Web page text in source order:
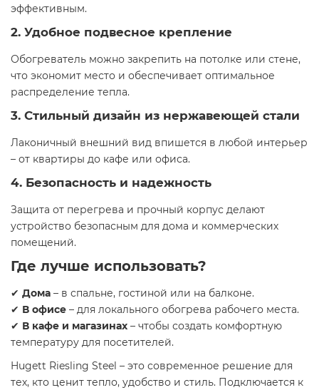
эффективным.
2. Удобное подвесное крепление
Обогреватель можно закрепить на потолке или стене,
что экономит место и обеспечивает оптимальное
распределение тепла.
3. Стильный дизайн из нержавеющей стали
Лаконичный внешний вид впишется в любой интерьер
– от квартиры до кафе или офиса.
4. Безопасность и надежность
Защита от перегрева и прочный корпус делают
устройство безопасным для дома и коммерческих
помещений.
Где лучше использовать?
✔ Дома – в спальне, гостиной или на балконе.
✔ В офисе – для локального обогрева рабочего места.
✔ В кафе и магазинах – чтобы создать комфортную
температуру для посетителей.
Hugett Riesling Steel – это современное решение для
тех, кто ценит тепло, удобство и стиль. Подключается к